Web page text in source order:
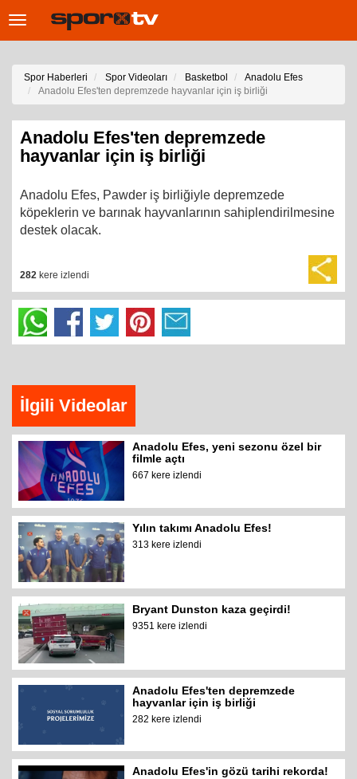
Toggle
Spor Haberleri Spor Videoları Basketbol
Anadolu Efes
Anadolu Efes'ten depremzede hayvanlar için iş birliği
Anadolu Efes'ten depremzede
hayvanlar için iş birliği
Anadolu Efes, Pawder iş birliğiyle depremzede
köpeklerin ve barınak hayvanlarının sahiplendirilmesine
destek olacak.
282 kere izlendi
İlgili Videolar
Anadolu Efes, yeni sezonu özel bir
filmle açtı
667 kere izlendi
Yılın takımı Anadolu Efes!
313 kere izlendi
Bryant Dunston kaza geçirdi!
9351 kere izlendi
Anadolu Efes'ten depremzede
hayvanlar için iş birliği
282 kere izlendi
Anadolu Efes'in gözü tarihi rekorda!